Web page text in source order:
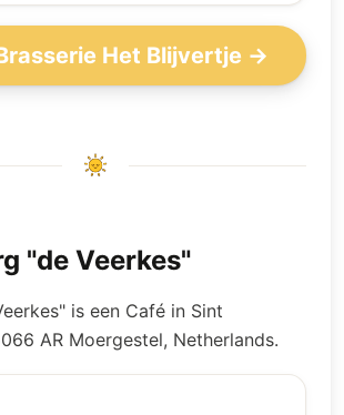
Het Blijvertje →
"de Veerkes"
is een Café in Sint
AR Moergestel, Netherlands.